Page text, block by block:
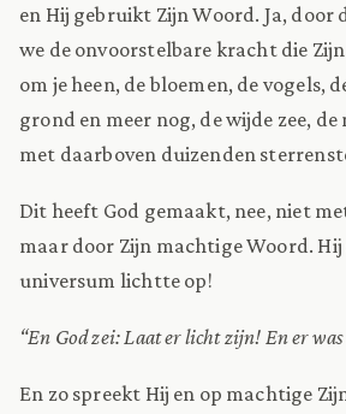
en Hij gebruikt Zijn Woord. Ja, door
we de onvoorstelbare kracht die
om je heen, de bloemen, de vogels,
grond en meer nog, de wijde zee,
met daarboven duizenden
Dit heeft God gemaakt, nee, niet
maar door Zijn machtige Woord.
universum lichtte op!
“En God zei: Laat er licht zijn! En er
En zo spreekt Hij en op machtige